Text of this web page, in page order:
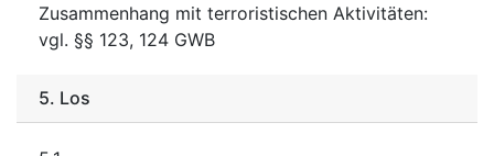
Zusammenhang mit terroristischen Aktivitäten:
vgl. §§ 123, 124 GWB
5. Los